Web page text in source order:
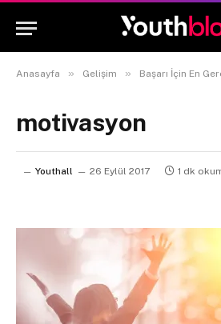
Anasayfa » Gelişim » Başarı İçin En
motivasyon
Youthall 26 Eylül 2017 1 dk